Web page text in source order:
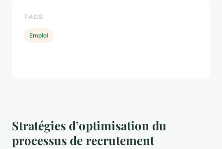
Stratégies d’optimisation du
processus de recrutement
TAGS
Emploi